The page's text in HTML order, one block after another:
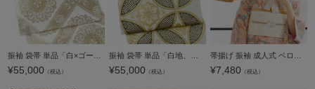
¥55,000 （税込） ¥55,000 （税込） ¥7,480 （税込）